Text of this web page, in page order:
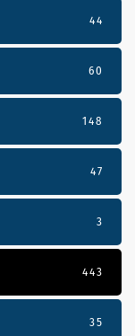
44
60
148
47
3
443
35